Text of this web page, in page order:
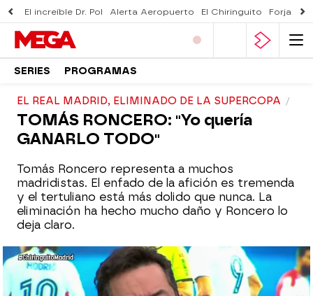
El increíble Dr. Pol Alerta Aeropuerto El Chiringuito Forjado
SERIES PROGRAMAS
EL REAL MADRID, ELIMINADO DE LA SUPERCOPA
TOMÁS RONCERO: "Yo quería
GANARLO TODO"
Tomás Roncero representa a muchos
madridistas. El enfado de la afición es tremenda
y el tertuliano está más dolido que nunca. La
eliminación ha hecho mucho daño y Roncero lo
deja claro.